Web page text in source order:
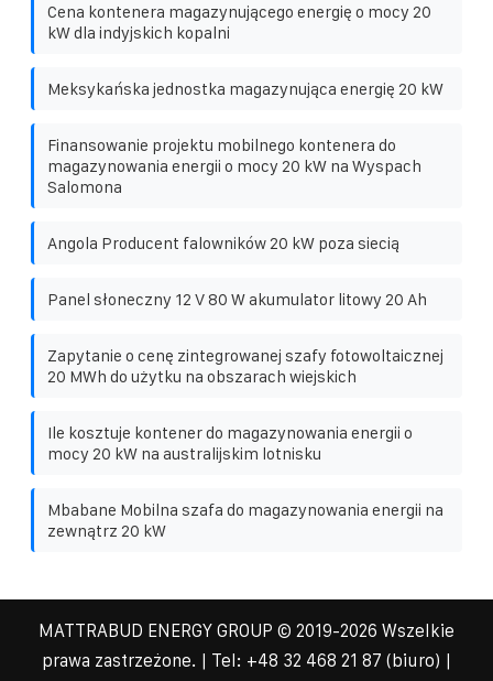
Cena kontenera magazynującego energię o mocy 20
kW dla indyjskich kopalni
Meksykańska jednostka magazynująca energię 20 kW
Finansowanie projektu mobilnego kontenera do
magazynowania energii o mocy 20 kW na Wyspach
Salomona
Angola Producent falowników 20 kW poza siecią
Panel słoneczny 12 V 80 W akumulator litowy 20 Ah
Zapytanie o cenę zintegrowanej szafy fotowoltaicznej
20 MWh do użytku na obszarach wiejskich
Ile kosztuje kontener do magazynowania energii o
mocy 20 kW na australijskim lotnisku
Mbabane Mobilna szafa do magazynowania energii na
zewnątrz 20 kW
MATTRABUD ENERGY GROUP © 2019-2026 Wszelkie
prawa zastrzeżone. | Tel: +48 32 468 21 87 (biuro) |